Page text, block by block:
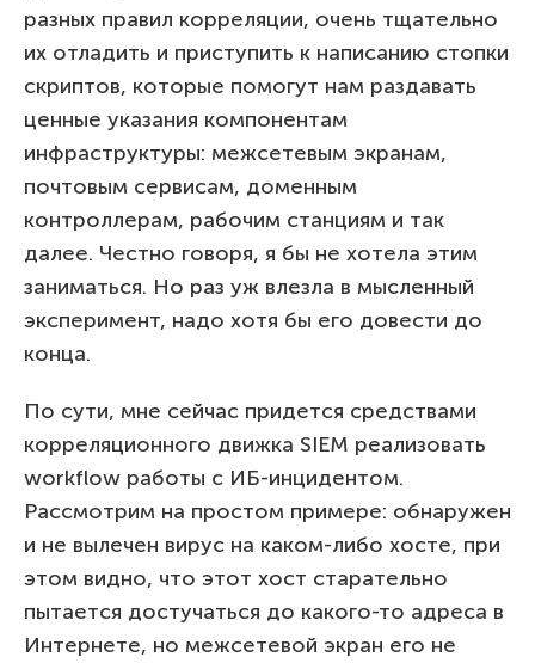
разных правил корреляции, очень тщательно
их отладить и приступить к написанию стопки
скриптов, которые помогут нам раздавать
ценные указания компонентам
инфраструктуры: межсетевым экранам,
почтовым сервисам, доменным
контроллерам, рабочим станциям и так
далее. Честно говоря, я бы не хотела этим
заниматься. Но раз уж влезла в мысленный
эксперимент, надо хотя бы его довести до
конца.
По сути, мне сейчас придется средствами
корреляционного движка SIEM реализовать
workflow работы с ИБ-инцидентом.
Рассмотрим на простом примере: обнаружен
и не вылечен вирус на каком-либо хосте, при
этом видно, что этот хост старательно
пытается достучаться до какого-то адреса в
Интернете, но межсетевой экран его не